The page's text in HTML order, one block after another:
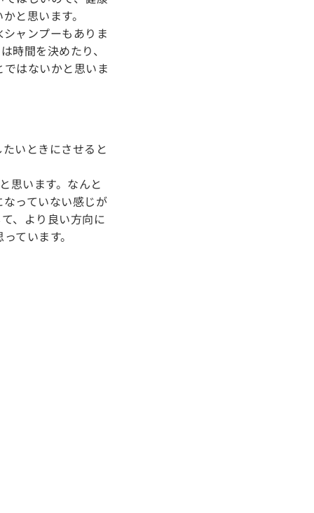
と思います。
ャンプーもありま
時間を決めたり、
はないかと思いま
いときにさせると
思います。なんと
っていない感じが
、より良い方向に
ています。